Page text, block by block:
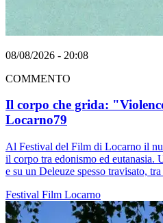
08/08/2026 - 20:08
COMMENTO
Il corpo che grida:
Locarno79
Al Festival del Film di Locarno il
il corpo tra edonismo ed eutanasia.
e su un Deleuze spesso travisato,
Festival Film Locarno